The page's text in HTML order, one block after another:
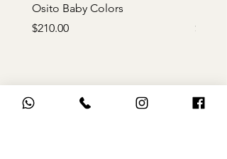
Osito Baby Colors
Precio
$210.00
Precio
$170.00